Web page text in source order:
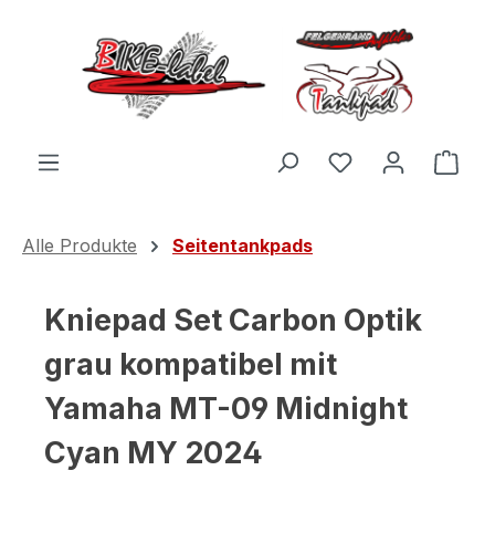
Zum Hauptinhalt springen
Du hast 0
Alle Produkte Seitentankpads
Kniepad Set Carbon Optik
grau kompatibel mit
Yamaha MT-09 Midnight
Cyan MY 2024